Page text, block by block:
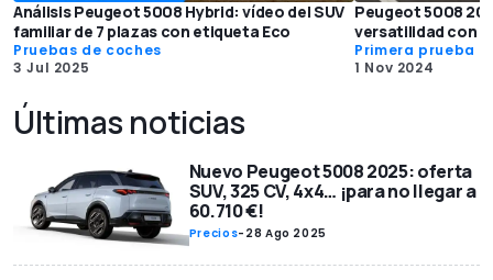
Análisis Peugeot 5008 Hybrid: vídeo del SUV
familiar de 7 plazas con etiqueta Eco
Pruebas de coches
3 Jul 2025
Peugeot 5008
versatilidad con
Primera prueba
1 Nov 2024
Últimas noticias
Nuevo Peugeot 5008 2025: oferta
SUV, 325 CV, 4x4… ¡para no llegar a
60.710 €!
Precios- 28 Ago 2025